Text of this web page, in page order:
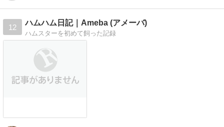
12
ハムハム日記｜Ameba (アメーバ)
ハムスターを初めて飼った記録